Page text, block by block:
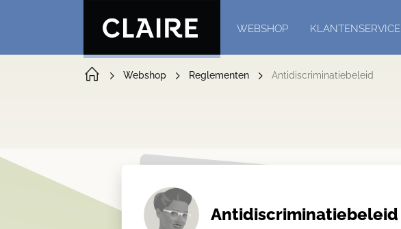
WEBSHOP KLANTENSERVICE
Webshop Reglementen Antidiscriminatiebeleid
Antidiscriminatiebeleid